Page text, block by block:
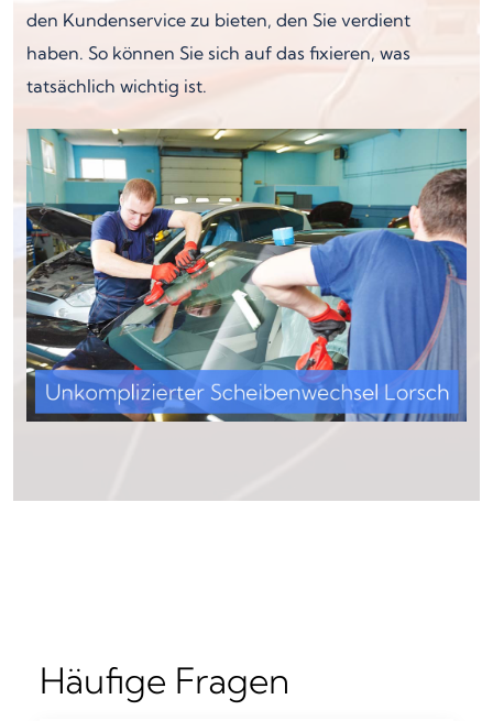
den Kundenservice zu bieten, den Sie verdient
haben. So können Sie sich auf das fixieren, was
tatsächlich wichtig ist.
Häufige Fragen